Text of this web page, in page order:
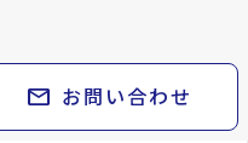
keyboard_arrow_right
mail お問い合わせ
鉄筋コンクリート)